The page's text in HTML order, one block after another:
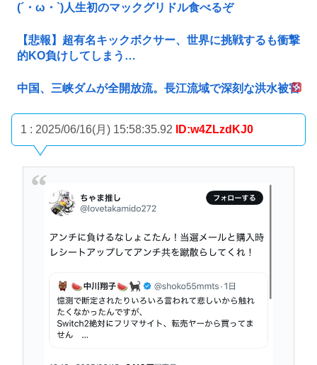
(´・ω・`)人生初のマックグリドル食べるぞ
【悲報】超有名キックボクサー、世界に挑戦するも衝撃
的KO負けしてしまう…
中国、三峡ダムが全開放流。長江流域で深刻な洪水被害
1 : 2025/06/16(月) 15:58:35.92 ID:w4ZLzdKJ0